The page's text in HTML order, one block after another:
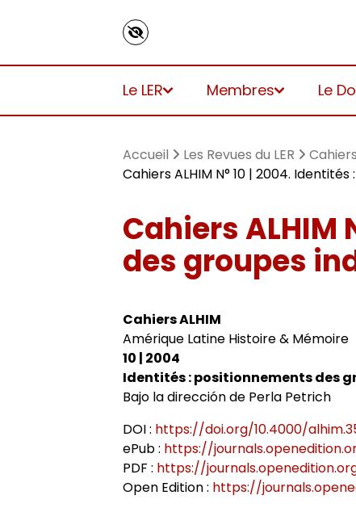
Le LER Membres Le
Présentation
Axes de recherche 2025-2030
Axes de recherche 2019-2024
Axes de recherche 2013-2018
Projets et réseaux de recherche
Laboratoire junior
Titulaires
Autres membres
Doctorants
Jeunes docteurs et anciens
Inscriptions
Directions de thèse
Représentants des doctorants
École doctorale
Masters adossés au LER
Bibliothèques universitaires
Vie du laboratoire
Appels à contributions
Agenda
Séminaires et conférences
Journées d’études
Colloques
Soutenances de doctorat
Soutenances HDR
Revue Pandora
Cuadernos LIRICO
Cahiers ALHIM
RITA
Ouvrages
Dossiers et numéros de revues
Thèses
Collection HAL
Le LER sur Vimeo
Accueil Les Revues du LER
Cahiers ALHIM N° 10 | 2004.
Cahiers ALHIM
des groupes
Cahiers ALHIM
Amérique Latine Histoire & Mémoire
10 | 2004
Identités : positionnements des
Bajo la dirección de Perla Petrich
DOI : https://doi.org/10.4000/
ePub : https://
PDF : https://
Open Edition : https://